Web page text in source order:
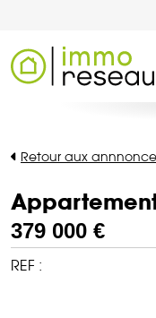
Retour aux
Appartement
379 000 €
REF :